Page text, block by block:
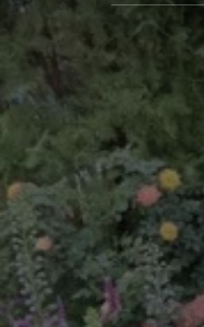
類
や
育
て
方
の
紹
介
を
行
い
ま